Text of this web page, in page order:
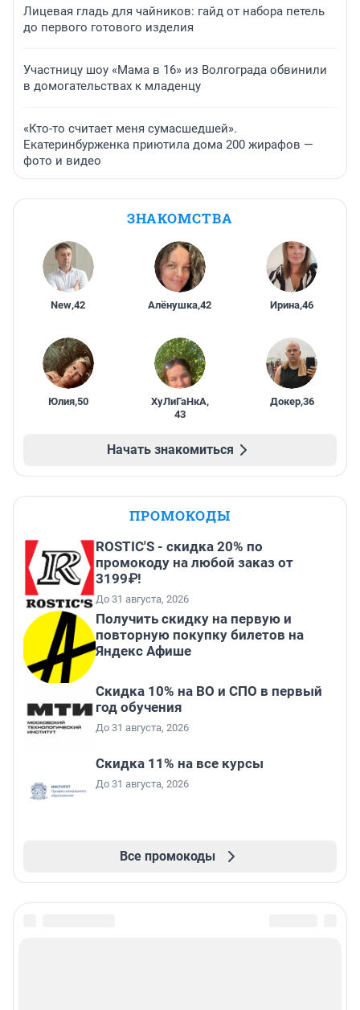
Лицевая гладь для чайников: гайд от набора петель
до первого готового изделия
Участницу шоу «Мама в 16» из Волгограда обвинили
в домогательствах к младенцу
«Кто-то считает меня сумасшедшей».
Екатеринбурженка приютила дома 200 жирафов —
фото и видео
ЗНАКОМСТВА
New,42 Алёнушка,42 Ирина,46
Юлия,50 ХуЛиГаНкА,
43
Докер,36
Начать знакомиться
ПРОМОКОДЫ
ROSTIC'S - скидка 20% по
промокоду на любой заказ от
3199₽!
До 31 августа, 2026
Получить скидку на первую и
повторную покупку билетов на
Яндекс Афише
Скидка 10% на ВО и СПО в первый
год обучения
До 31 августа, 2026
Скидка 11% на все курсы
До 31 августа, 2026
Все промокоды